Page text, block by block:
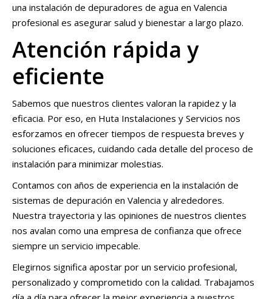
una instalación de depuradores de agua en Valencia
profesional es asegurar salud y bienestar a largo plazo.
Atención rápida y
eficiente
Sabemos que nuestros clientes valoran la rapidez y la
eficacia. Por eso, en Huta Instalaciones y Servicios nos
esforzamos en ofrecer tiempos de respuesta breves y
soluciones eficaces, cuidando cada detalle del proceso de
instalación para minimizar molestias.
Contamos con años de experiencia en la instalación de
sistemas de depuración en Valencia y alrededores.
Nuestra trayectoria y las opiniones de nuestros clientes
nos avalan como una empresa de confianza que ofrece
siempre un servicio impecable.
Elegirnos significa apostar por un servicio profesional,
personalizado y comprometido con la calidad. Trabajamos